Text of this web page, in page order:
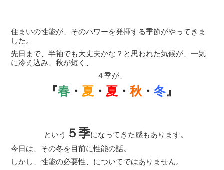
住まいの性能が、そのパワーを発揮する季節がやってきま
した。
先日まで、半袖でも大丈夫かな？と思われた気候が、一気
に冷え込み、秋が短く、
４季が、
『春・ 夏 ・ 夏 ・ 秋 ・ 冬』
という ５季になってきた感もあります。
今日は、その冬を目前に性能の話。
しかし、性能の必要性、についてではありません。